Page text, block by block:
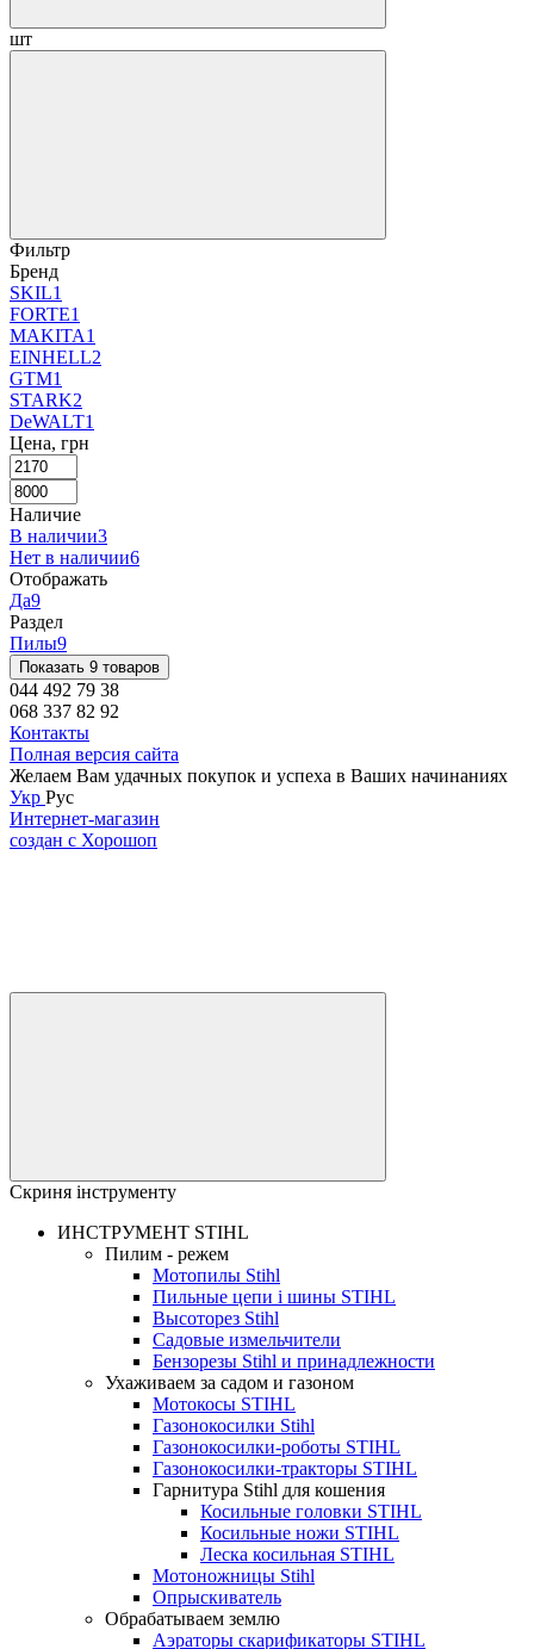
шт
Фильтр
Бренд
SKIL1
FORTE1
MAKITA1
EINHELL2
GTM1
STARK2
DeWALT1
Цена, грн
Наличие
В наличии3
Нет в наличии6
Отображать
Да9
Раздел
Пилы9
Показать 9 товаров
044 492 79 38
068 337 82 92
Контакты
Полная версия сайта
Желаем Вам удачных покупок и успеха в Ваших начинаниях
Укр Рус
Интернет-магазин
создан с Хорошоп
Скриня інструменту
ИНСТРУМЕНТ STIHL
Пилим - режем
Мотопилы Stihl
Пильные цепи і шины STIHL
Высоторез Stihl
Садовые измельчители
Бензорезы Stihl и принадлежности
Ухаживаем за садом и газоном
Мотокосы STIHL
Газонокосилки Stihl
Газонокосилки-роботы STIHL
Газонокосилки-тракторы STIHL
Гарнитура Stihl для кошения
Косильные головки STIHL
Косильные ножи STIHL
Леска косильная STIHL
Мотоножницы Stihl
Опрыскиватель
Обрабатываем землю
Аэраторы скарификаторы STIHL